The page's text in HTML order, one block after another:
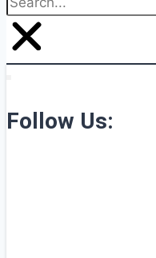
Follow Us: